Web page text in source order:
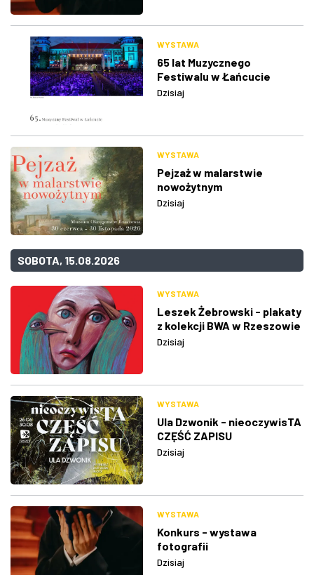
WYSTAWA
65 lat Muzycznego
Festiwalu w Łańcucie
Dzisiaj
WYSTAWA
Pejzaż w malarstwie
nowożytnym
Dzisiaj
SOBOTA, 15.08.2026
WYSTAWA
Leszek Żebrowski - plakaty
z kolekcji BWA w Rzeszowie
Dzisiaj
WYSTAWA
Ula Dzwonik - nieoczywisTA
CZĘŚĆ ZAPISU
Dzisiaj
WYSTAWA
Konkurs - wystawa
fotografii
Dzisiaj